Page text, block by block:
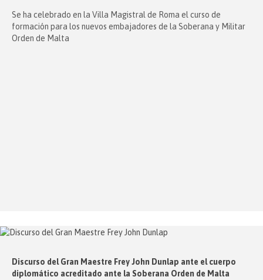
Se ha celebrado en la Villa Magistral de Roma el curso de
formación para los nuevos embajadores de la Soberana y Militar
Orden de Malta
Discurso del Gran Maestre Frey John Dunlap ante el cuerpo
diplomático acreditado ante la Soberana Orden de Malta